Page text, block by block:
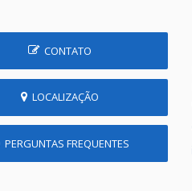
CONTATO
LOCALIZAÇÃO
PERGUNTAS FREQUENTES